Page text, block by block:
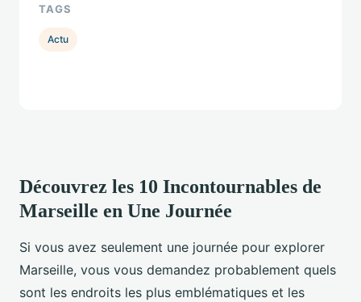
Découvrez les 10 Incontournables de
Marseille en Une Journée
Si vous avez seulement une journée pour explorer
Marseille, vous vous demandez probablement quels
sont les endroits les plus emblématiques et les
TAGS
Actu